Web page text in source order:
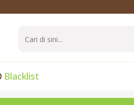
Blacklist